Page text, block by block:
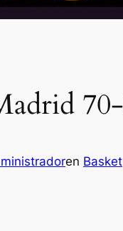
en Basket